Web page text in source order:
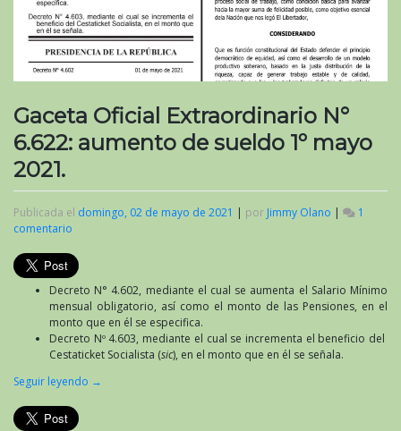
Gaceta Oficial Extraordinario N°
6.622: aumento de sueldo 1º mayo
2021.
Publicada el domingo, 02 de mayo de 2021 | por Jimmy Olano |
1
comentario
Oficial
Extraordinario
N°
6.622:
aumento
de
sueldo
1º
mayo
2021.
Decreto N° 4.602, mediante el cual se aumenta el Salario Mínimo
mensual obligatorio, así como el monto de las Pensiones, en el
monto que en él se especifica.
Decreto Nº 4.603, mediante el cual se incrementa el beneficio del
Cestaticket Socialista (sic), en el monto que en él se señala.
Seguir leyendo →